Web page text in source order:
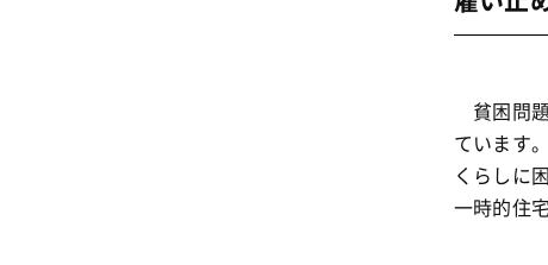
貧困問
ています
くらしに
一時的住